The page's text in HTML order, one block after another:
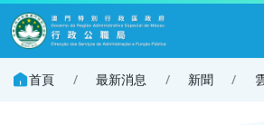
首頁 / 最新消息 / 新聞 /